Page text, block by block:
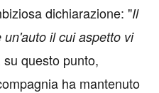
dichiarazione: "Il
il cui aspetto vi
su questo punto,
ha mantenuto